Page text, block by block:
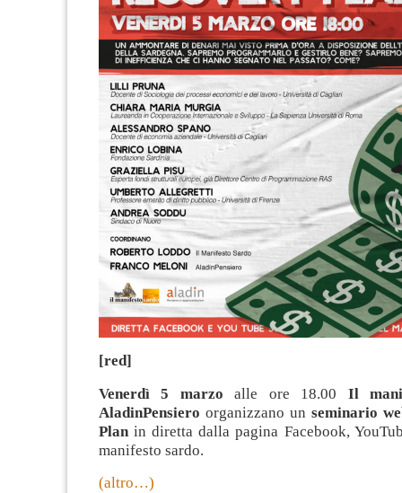
[red]
Venerdì 5 marzo alle ore 18.00 Il
AladinPensiero organizzano un seminario
Plan in diretta dalla pagina Facebook,
manifesto sardo.
(altro…)